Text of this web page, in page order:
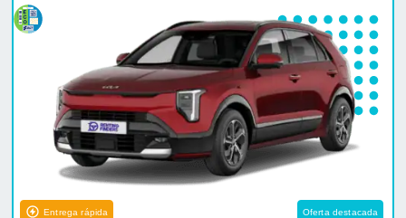
Entrega rápida Oferta destacada